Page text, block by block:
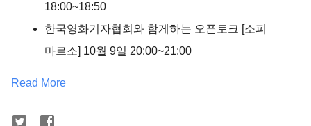
18:00~18:50
한국영화기자협회와 함게하는 오픈토크 [소피
마르소] 10월 9일 20:00~21:00
Read More